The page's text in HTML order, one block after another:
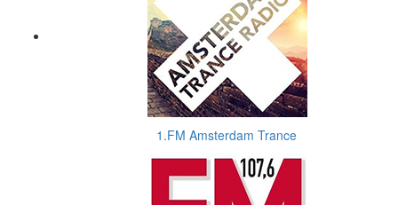
1.FM Amsterdam Trance